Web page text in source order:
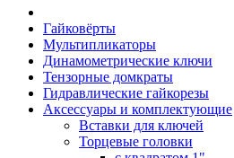
Гайковёрты
Мультипликаторы
Динамометрические ключи
Тензорные домкраты
Гидравлические гайкорезы
Аксессуары и комплектующие
Вставки для ключей
Торцевые головки